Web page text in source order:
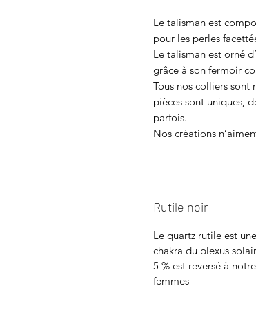
Le talisman est
pour les perles
Le talisman est orné
grâce à son fermoir
Tous nos colliers sont
pièces sont uniques,
parfois.
Nos créations
Rutile noir
Le quartz rutile est
chakra du plexus
5 % est reversé à
femmes